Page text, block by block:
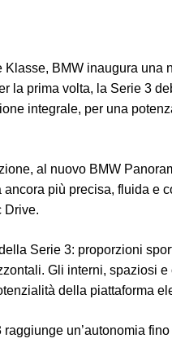
BMW inaugura una
la prima volta, la Serie 3
integrale, per una
al nuovo BMW
ancora più precisa, fluida e
Drive.
Serie 3: proporzioni
Gli interni, spaziosi
della piattaforma
un’autonomia